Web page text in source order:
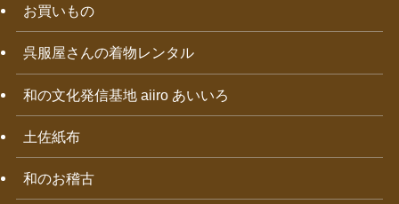
お買いもの
呉服屋さんの着物レンタル
和の文化発信基地 aiiro あいいろ
土佐紙布
和のお稽古